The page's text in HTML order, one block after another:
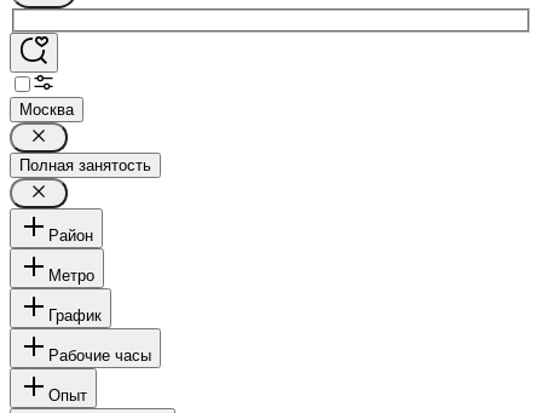
Москва
Полная занятость
Район
Метро
График
Рабочие часы
Опыт